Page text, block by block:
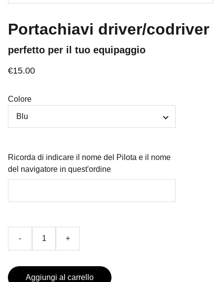
Portachiavi driver/codriver
perfetto per il tuo equipaggio
€15.00
Colore
Ricorda di indicare il nome del Pilota e il nome
del navigatore in quest'ordine
- +
Aggiungi al carrello